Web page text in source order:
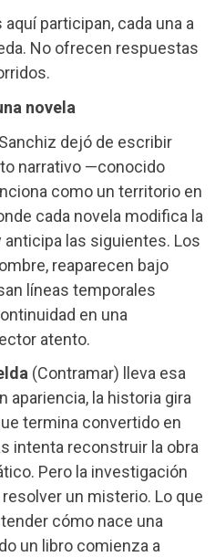
participan, cada una a
No ofrecen respuestas
novela
dejó de escribir
narrativo —conocido
como un territorio en
cada novela modifica la
las siguientes. Los
reaparecen bajo
líneas temporales
en una
atento.
(Contramar) lleva esa
apariencia, la historia gira
termina convertido en
intenta reconstruir la obra
Pero la investigación
un misterio. Lo que
cómo nace una
un libro comienza a